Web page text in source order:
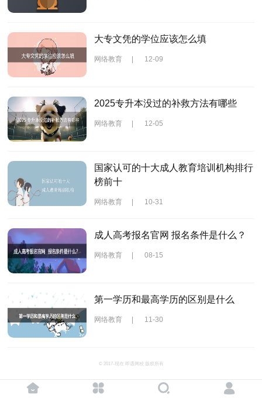
大专文凭的学位应该怎么填
网络教育 12-09
2025专升本没过的补救方法有哪些
网络教育 12-05
国家认可的十大成人教育培训机构排行
榜前十
网络教育 10-31
成人高考报名官网 报名条件是什么？
网络教育 08-15
第一学历和最高学历的区别是什么
网络教育 | 11-30
© 2017-现在 即遇网校 版权所有